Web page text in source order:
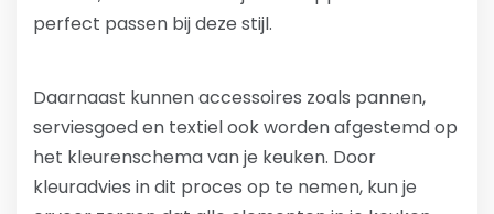
perfect passen bij deze stijl.
Daarnaast kunnen accessoires zoals pannen,
serviesgoed en textiel ook worden afgestemd op
het kleurenschema van je keuken. Door
kleuradvies in dit proces op te nemen, kun je